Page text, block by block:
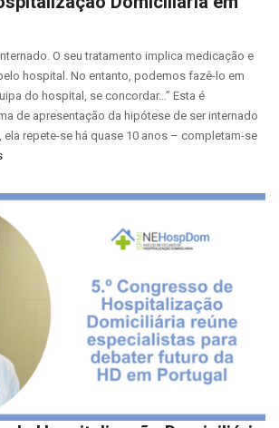
O seu tratamento implica medicação e
hospital. No entanto, podemos fazê-lo em
do hospital, se concordar…” Esta é
de apresentação da hipótese de ser internado
ela repete-se há quase 10 anos – completam-se